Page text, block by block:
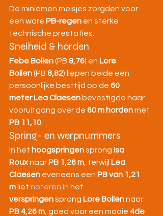
De miniemen meisjes zorgden voor
een ware PB-regen en sterke
technische prestaties.
Snelheid & horden
Febe Bollen (PB 8,76) en Lore
Bollen (PB 8,82) liepen beide een
persoonlijke besttijd op de 60
meter.Lea Claesen bevestigde haar
vooruitgang over de 60 m horden met
PB 11,10
Spring- en werpnummers
In het hoogspringen sprong Isa
Roux naar PB 1,26 m , terwijl Lea
Claesen eveneens een PB van 1,21
m liet noteren.In het
verspringen sprong Lore Bollen naar
PB 4,26 m , goed voor een mooie 4de